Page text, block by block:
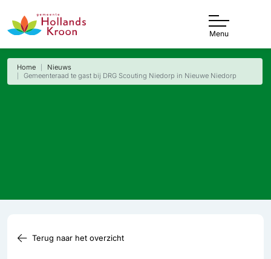
Menu
Home
Nieuws
Gemeenteraad te gast bij DRG Scouting Niedorp in Nieuwe Niedorp
Terug naar het overzicht